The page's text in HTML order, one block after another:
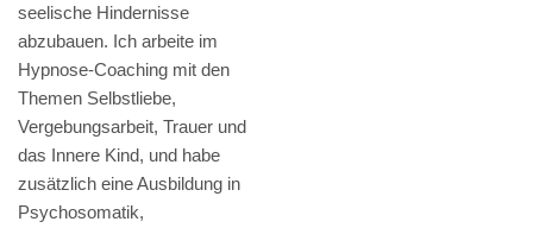
seelische Hindernisse
abzubauen. Ich arbeite im
Hypnose-Coaching mit den
Themen Selbstliebe,
Vergebungsarbeit, Trauer und
das Innere Kind, und habe
zusätzlich eine Ausbildung in
Psychosomatik,